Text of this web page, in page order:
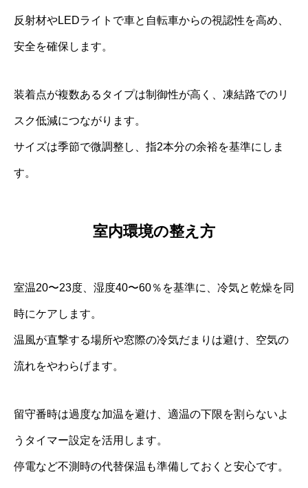
反射材やLEDライトで車と自転車からの視認性を高め、
安全を確保します。
装着点が複数あるタイプは制御性が高く、凍結路でのリ
スク低減につながります。
サイズは季節で微調整し、指2本分の余裕を基準にしま
す。
室内環境の整え方
室温20〜23度、湿度40〜60％を基準に、冷気と乾燥を同
時にケアします。
温風が直撃する場所や窓際の冷気だまりは避け、空気の
流れをやわらげます。
留守番時は過度な加温を避け、適温の下限を割らないよ
うタイマー設定を活用します。
停電など不測時の代替保温も準備しておくと安心です。